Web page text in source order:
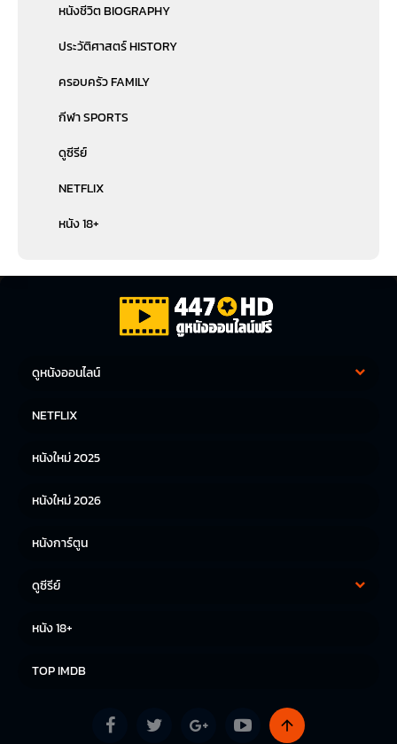
หนังชีวิต BIOGRAPHY
ประวัติศาสตร์ HISTORY
ครอบครัว FAMILY
กีฬา SPORTS
ดูซีรีย์
NETFLIX
หนัง 18+
ดูหนังออนไลน์
หนังญี่ปุ่น
NETFLIX
หนังใหม่ 2025
หนังใหม่ 2026
หนังการ์ตูน
ดูซีรีย์
หนัง 18+
TOP IMDB